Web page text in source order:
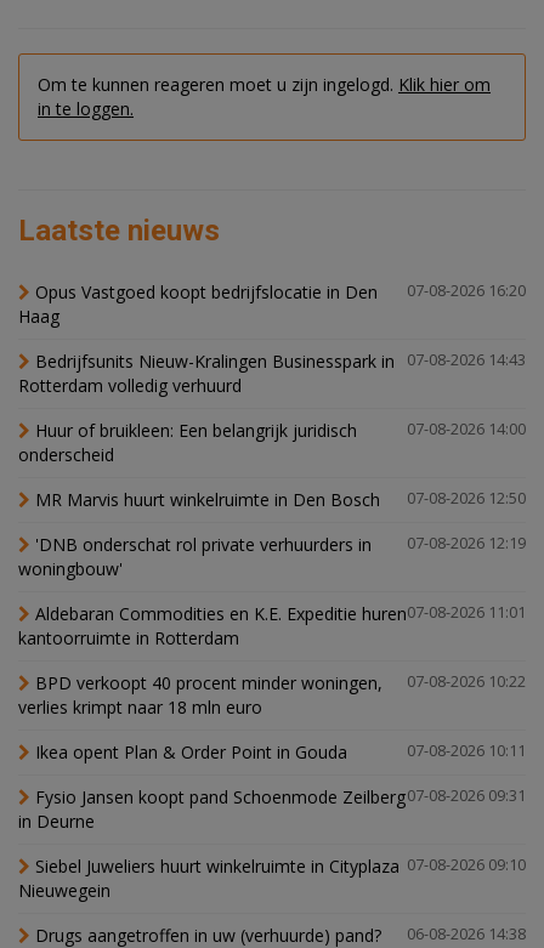
Om te kunnen reageren moet u zijn ingelogd. Klik hier om
in te loggen.
Laatste nieuws
07-08-2026 16:20
Opus Vastgoed koopt bedrijfslocatie in Den
Haag
07-08-2026 14:43
Bedrijfsunits Nieuw-Kralingen Businesspark in
Rotterdam volledig verhuurd
07-08-2026 14:00
Huur of bruikleen: Een belangrijk juridisch
onderscheid
07-08-2026 12:50
MR Marvis huurt winkelruimte in Den Bosch
07-08-2026 12:19
'DNB onderschat rol private verhuurders in
woningbouw'
07-08-2026 11:01
Aldebaran Commodities en K.E. Expeditie huren
kantoorruimte in Rotterdam
07-08-2026 10:22
BPD verkoopt 40 procent minder woningen,
verlies krimpt naar 18 mln euro
07-08-2026 10:11
Ikea opent Plan & Order Point in Gouda
07-08-2026 09:31
Fysio Jansen koopt pand Schoenmode Zeilberg
in Deurne
07-08-2026 09:10
Siebel Juweliers huurt winkelruimte in Cityplaza
Nieuwegein
06-08-2026 14:38
Drugs aangetroffen in uw (verhuurde) pand?